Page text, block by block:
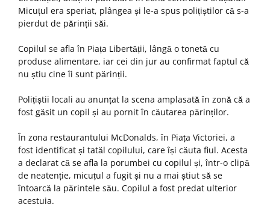
Micuțul era speriat, plângea și le-a spus polițiștilor că s-a
pierdut de părinții săi.
Copilul se afla în Piața Libertății, lângă o tonetă cu
produse alimentare, iar cei din jur au confirmat faptul că
nu știu cine îi sunt părinții.
Polițiștii locali au anunțat la scena amplasată în zonă că a
fost găsit un copil și au pornit în căutarea părinților.
În zona restaurantului McDonalds, în Piața Victoriei, a
fost identificat și tatăl copilului, care își căuta fiul. Acesta
a declarat că se afla la porumbei cu copilul și, într-o clipă
de neatenție, micuțul a fugit și nu a mai știut să se
întoarcă la părintele său. Copilul a fost predat ulterior
acestuia.